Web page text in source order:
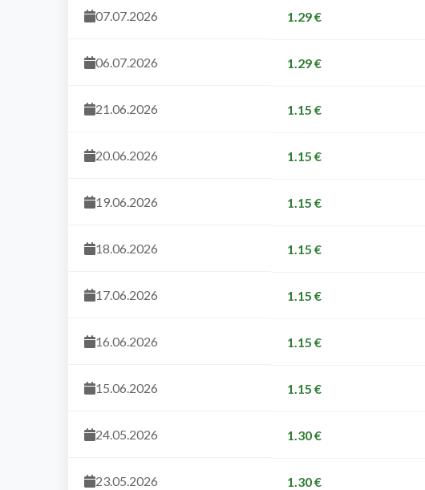
07.07.2026 1.29 €
06.07.2026 1.29 €
21.06.2026 1.15 €
20.06.2026 1.15 €
19.06.2026 1.15 €
18.06.2026 1.15 €
17.06.2026 1.15 €
16.06.2026 1.15 €
15.06.2026 1.15 €
24.05.2026 1.30 €
23.05.2026 1.30 €